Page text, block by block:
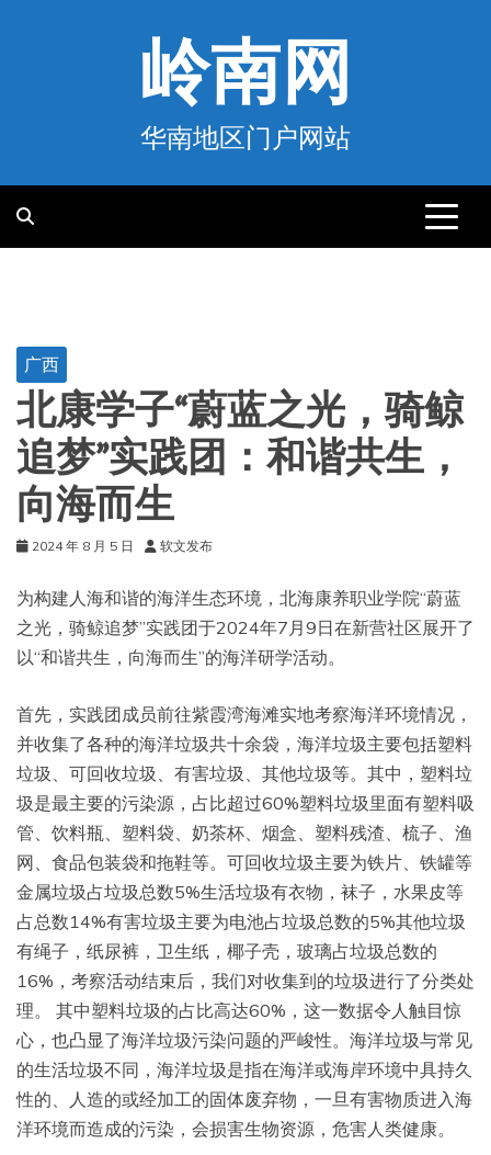
岭南网
华南地区门户网站
广西
北康学子“蔚蓝之光，骑鲸
追梦”实践团：和谐共生，
向海而生
2024 年 8 月 5 日 软文发布
为构建人海和谐的海洋生态环境，北海康养职业学院“蔚蓝
之光，骑鲸追梦”实践团于2024年7月9日在新营社区展开了
以“和谐共生，向海而生”的海洋研学活动。
首先，实践团成员前往紫霞湾海滩实地考察海洋环境情况，
并收集了各种的海洋垃圾共十余袋，海洋垃圾主要包括塑料
垃圾、可回收垃圾、有害垃圾、其他垃圾等。其中，塑料垃
圾是最主要的污染源，占比超过60%塑料垃圾里面有塑料吸
管、饮料瓶、塑料袋、奶茶杯、烟盒、塑料残渣、梳子、渔
网、食品包装袋和拖鞋等。可回收垃圾主要为铁片、铁罐等
金属垃圾占垃圾总数5%生活垃圾有衣物，袜子，水果皮等
占总数14%有害垃圾主要为电池占垃圾总数的5%其他垃圾
有绳子，纸尿裤，卫生纸，椰子壳，玻璃占垃圾总数的
16%，考察活动结束后，我们对收集到的垃圾进行了分类处
理。 其中塑料垃圾的占比高达60%，这一数据令人触目惊
心，也凸显了海洋垃圾污染问题的严峻性。海洋垃圾与常见
的生活垃圾不同，海洋垃圾是指在海洋或海岸环境中具持久
性的、人造的或经加工的固体废弃物，一旦有害物质进入海
洋环境而造成的污染，会损害生物资源，危害人类健康。